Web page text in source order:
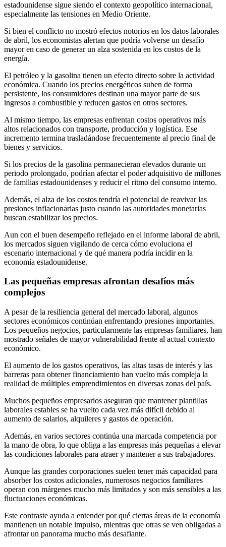
estadounidense sigue siendo el contexto geopolítico internacional,
especialmente las tensiones en Medio Oriente.
Si bien el conflicto no mostró efectos notorios en los datos laborales
de abril, los economistas alertan que podría volverse un desafío
mayor en caso de generar un alza sostenida en los costos de la
energía.
El petróleo y la gasolina tienen un efecto directo sobre la actividad
económica. Cuando los precios energéticos suben de forma
persistente, los consumidores destinan una mayor parte de sus
ingresos a combustible y reducen gastos en otros sectores.
Al mismo tiempo, las empresas enfrentan costos operativos más
altos relacionados con transporte, producción y logística. Ese
incremento termina trasladándose frecuentemente al precio final de
bienes y servicios.
Si los precios de la gasolina permanecieran elevados durante un
periodo prolongado, podrían afectar el poder adquisitivo de millones
de familias estadounidenses y reducir el ritmo del consumo interno.
Además, el alza de los costos tendría el potencial de reavivar las
presiones inflacionarias justo cuando las autoridades monetarias
buscan estabilizar los precios.
Aun con el buen desempeño reflejado en el informe laboral de abril,
los mercados siguen vigilando de cerca cómo evoluciona el
escenario internacional y de qué manera podría incidir en la
economía estadounidense.
Las pequeñas empresas afrontan desafíos más
complejos
A pesar de la resiliencia general del mercado laboral, algunos
sectores económicos continúan enfrentando presiones importantes.
Los pequeños negocios, particularmente las empresas familiares, han
mostrado señales de mayor vulnerabilidad frente al actual contexto
económico.
El aumento de los gastos operativos, las altas tasas de interés y las
barreras para obtener financiamiento han vuelto más compleja la
realidad de múltiples emprendimientos en diversas zonas del país.
Muchos pequeños empresarios aseguran que mantener plantillas
laborales estables se ha vuelto cada vez más difícil debido al
aumento de salarios, alquileres y gastos de operación.
Además, en varios sectores continúa una marcada competencia por
la mano de obra, lo que obliga a las empresas más pequeñas a elevar
las condiciones laborales para atraer y mantener a sus trabajadores.
Aunque las grandes corporaciones suelen tener más capacidad para
absorber los costos adicionales, numerosos negocios familiares
operan con márgenes mucho más limitados y son más sensibles a las
fluctuaciones económicas.
Este contraste ayuda a entender por qué ciertas áreas de la economía
mantienen un notable impulso, mientras que otras se ven obligadas a
afrontar un panorama mucho más desafiante.